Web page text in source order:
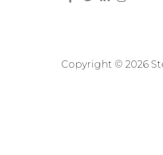
Copyright © 2026